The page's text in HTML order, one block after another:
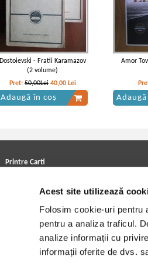
Acest site utilizează
Folosim cookie-uri pentru
pentru a analiza traficul.
analize informații cu
informații oferite de dvs.
Marcel Proust - In cautarea
Captiva. Fugara
Marcel
Dostoievski - Fratii Karamazov
(2 volume)
Pret: 50,00Lei 40,00 Lei
Adaugă în coș
Amor
Printre Carti
Cele mai căutate cărți
Blog Printre Carti
Cărţi sub 8 lei